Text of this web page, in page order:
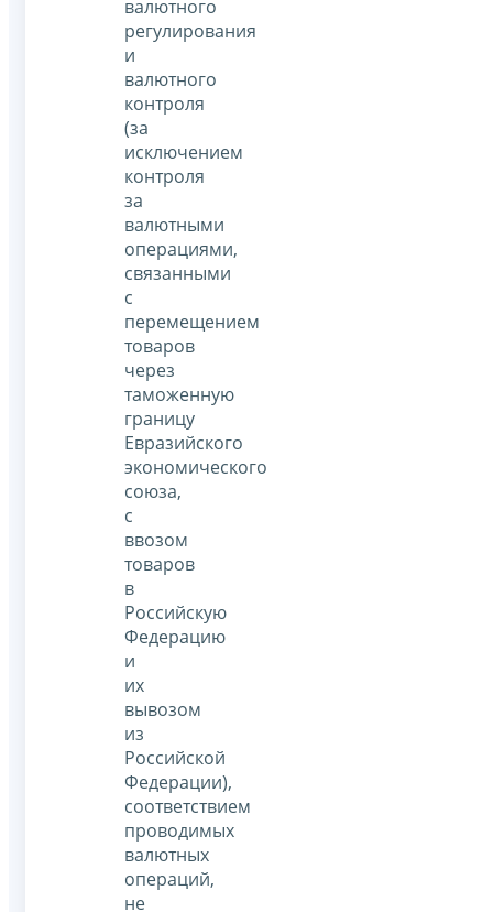
валютного
регулирования
и
валютного
контроля
(за
исключением
контроля
за
валютными
операциями,
связанными
с
перемещением
товаров
через
таможенную
границу
Евразийского
экономического
союза,
с
ввозом
товаров
в
Российскую
Федерацию
и
их
вывозом
из
Российской
Федерации),
соответствием
проводимых
валютных
операций,
не